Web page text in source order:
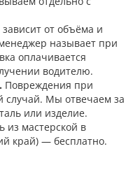
от объёма и
называет при
оплачивается
водителю.
Повреждения при
случай. Мы отвечаем за
или изделие.
из мастерской в
край) — бесплатно.